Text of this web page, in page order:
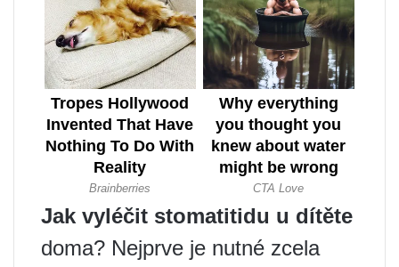
Jak vyléčit stomatitidu u dítěte
doma? Nejprve je nutné zcela